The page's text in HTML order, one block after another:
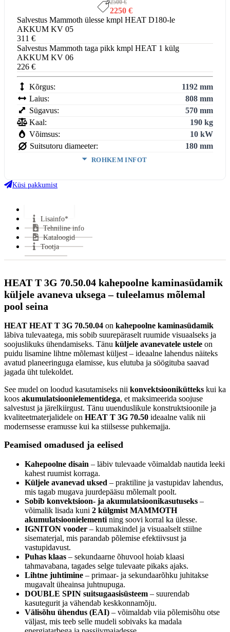
2500 €
2250 €
Salvestus Mammoth ülesse kmpl HEAT D180-le
AKKUM KV 05
311 €
Salvestus Mammoth taga pikk kmpl HEAT 1 külg
AKKUM KV 06
226 €
Kõrgus:
1192 mm
Laius:
808 mm
Sügavus:
570 mm
Kaal:
190 kg
Võimsus:
10 kW
Suitsutoru diameeter:
180 mm
ROHKEM INFOT
Ukse laius:
Kasutegur:
Keskmine puidu tarbimine:
Miinimum tõmme:
Suitsutoru ühendus:
Halu pikkus:
Uks avaneb:
Küljele
Kütus:
Puu
Soojasalvestus element:
Garantii:
2 aastat
Energiaklass:
VÄHEM INFOT
Küsi pakkumist
Lisainfo*
Tehniline info
Kataloogid
Tootja
HEAT T 3G 70.50.04 kahepoolne kaminasüdamik
küljele avaneva uksega – tuleelamus mõlemal
pool seina
HEAT HEAT T 3G 70.50.04 on kahepoolne kaminasüdamik
läbiva tulevaatega, mis sobib suurepäraselt ruumide visuaalseks ja
soojuslikuks ühendamiseks. Tänu küljele avanevatele ustele on
puidu lisamine lihtne mõlemast küljest – ideaalne lahendus näiteks
avatud planeeringuga elamisse, kus elutuba ja söögituba saavad
jagada üht tulekoldet.
See mudel on loodud kasutamiseks nii konvektsioonikütteks kui ka
koos akumulatsioonielementidega, et maksimeerida soojuse
salvestust ja järelkiirgust. Tänu uuenduslikule konstruktsioonile ja
kvaliteetmaterjalidele on HEAT T 3G 70.50 ideaalne valik nii
modernsesse eramusse kui ka stiilsesse puhkemajja.
Peamised omadused ja eelised
Kahepoolne disain – läbiv tulevaade võimaldab nautida leeki
kahest ruumist korraga.
Küljele avanevad uksed – praktiline ja vastupidav lahendus,
mis tagab mugava juurdepääsu mõlemalt poolt.
Sobib konvektsioon- ja akumulatsioonikasutuseks –
võimalik lisada kuni 2 külgmist MAMMOTH
akumulatsioonielementi ning soovi korral ka ülesse.
IGNITON vooder – kuumakindel ja visuaalselt stiilne
sisematerjal, mis parandab põlemise efektiivsust ja
vastupidavust.
Puhas klaas – sekundaarne õhuvool hoiab klaasi
tahmavabana, tagades selge tulevaate pikaks ajaks.
Lihtne juhtimine – primaar- ja sekundaarõhku juhitakse
mugavalt üheainsa juhtnupuga.
DOUBLE SPIN suitsugaasisüsteem – suurendab
kasutegurit ja vähendab keskkonnamõju.
Välisõhu ühendus (EAI) – võimaldab viia põlemisõhu otse
väljast, mis teeb selle mudeli sobivaks ka madala